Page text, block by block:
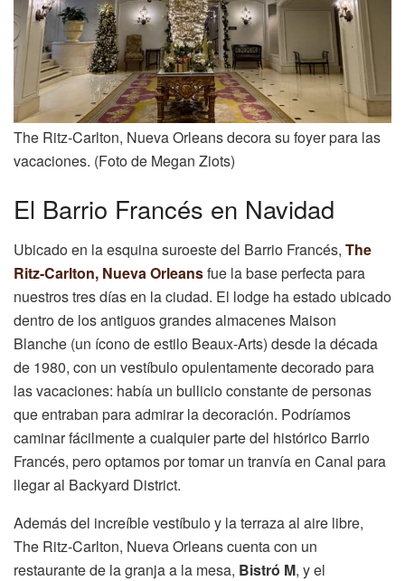
The Ritz-Carlton, Nueva Orleans decora su foyer para las
vacaciones. (Foto de Megan Ziots)
El Barrio Francés en Navidad
Ubicado en la esquina suroeste del Barrio Francés, The
Ritz-Carlton, Nueva Orleansfue la base perfecta para
nuestros tres días en la ciudad. El lodge ha estado ubicado
dentro de los antiguos grandes almacenes Maison
Blanche (un ícono de estilo Beaux-Arts) desde la década
de 1980, con un vestíbulo opulentamente decorado para
las vacaciones: había un bullicio constante de personas
que entraban para admirar la decoración. Podríamos
caminar fácilmente a cualquier parte del histórico Barrio
Francés, pero optamos por tomar un tranvía en Canal para
llegar al Backyard District.
Además del increíble vestíbulo y la terraza al aire libre,
The Ritz-Carlton, Nueva Orleans cuenta con un
restaurante de la granja a la mesa, Bistró M, y el